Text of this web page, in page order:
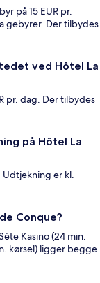
på 15 EUR pr.
gebyrer. Der tilbydes
ved Hôtel La
pr. dag. Der tilbydes
på Hôtel La
Udtjekning er kl.
Conque?
Kasino (24 min.
kørsel) ligger begge